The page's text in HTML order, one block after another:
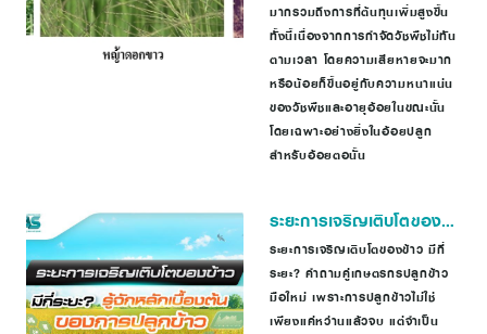
มากรวมถึงการที่ต้นทุนเพิ่มสูงขึ้น
ทั้งนี้เนื่องจากการกำจัดวัชพืชไม่ทัน
ตามเวลา โดยความเสียหายจะมาก
หรือน้อยก็ขึ้นอยู่กับความหนาแน่น
ของวัชพืชและอายุอ้อยในขณะนั้น
โดยเฉพาะอย่างยิ่งในอ้อยปลูก
สำหรับอ้อยตอนั้น
ระยะการเจริญเติบโตของ
ข้าว มีกี่ระยะ รู้จักหลักเบื้อง
ต้นของการปลูกข้าว
ระยะการเจริญเติบโตของข้าว มีกี่
ระยะ? คำถามคู่เกษตรกรปลูกข้าว
มือใหม่ เพราะการปลูกข้าวไม่ใช่
เพียงแค่หว่านแล้วจบ แต่จำเป็น